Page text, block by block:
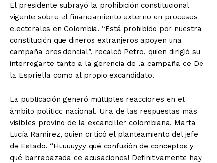
El presidente subrayó la prohibición constitucional
vigente sobre el financiamiento externo en procesos
electorales en Colombia. “Está prohibido por nuestra
constitución que dineros extranjeros apoyen una
campaña presidencial”, recalcó Petro, quien dirigió su
interrogante tanto a la gerencia de la campaña de De
la Espriella como al propio excandidato.
La publicación generó múltiples reacciones en el
ámbito político nacional. Una de las respuestas más
visibles provino de la excanciller colombiana, Marta
Lucía Ramírez, quien criticó el planteamiento del jefe
de Estado. “Huuuuyyy qué confusión de conceptos y
qué barrabazada de acusaciones! Definitivamente hay